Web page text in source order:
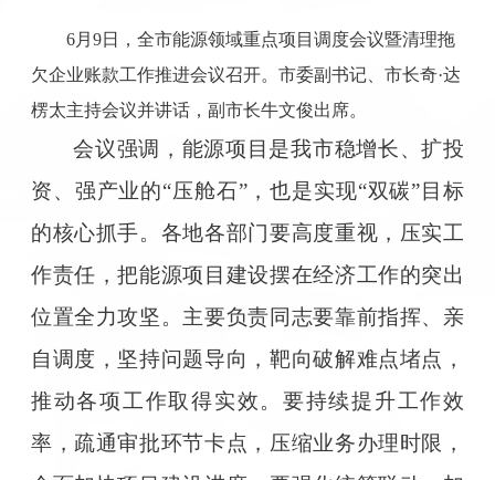
6月9日，全市能源领域重点项目调度会议暨清理拖
欠企业账款工作推进会议召开。市委副书记、市长奇·达
楞太主持会议并讲话，副市长牛文俊出席。
会议强调，能源项目是我市稳增长、扩投
资、强产业的“压舱石”，也是实现“双碳”目标
的核心抓手。各地各部门要高度重视，压实工
作责任，把能源项目建设摆在经济工作的突出
位置全力攻坚。主要负责同志要靠前指挥、亲
自调度，坚持问题导向，靶向破解难点堵点，
推动各项工作取得实效。要持续提升工作效
率，疏通审批环节卡点，压缩业务办理时限，